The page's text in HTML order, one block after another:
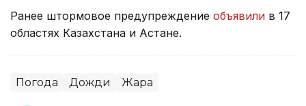
Ранее штормовое предупреждение объявили в 17
областях Казахстана и Астане.
Погода Дожди Жара